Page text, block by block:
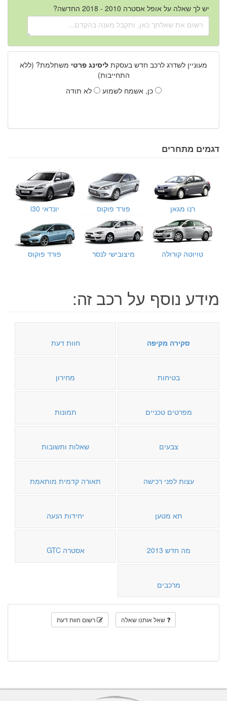
יש לך שאלה על אופל אסטרה 2010 - 2018 החדשה?
מעוניין לשדרג לרכב חדש בעסקת ליסינג פרטי משתלמת? (ללא
התחייבות)
כן, אשמח לשמוע
לא תודה
דגמים מתחרים
רנו מגאן פורד פוקוס יונדאי i30
טויוטה קורולה מיצובישי לנסר פורד פוקוס
מידע נוסף על רכב זה:
סקירה מקיפה חוות דעת
בטיחות מחירון
מפרטים טכניים תמונות
צבעים שאלות ותשובות
עצות לפני רכישה תאורה קדמית מותאמת
תא מטען יחידות הנעה
מה חדש 2013 אסטרה GTC
מרכבים
שאל אותנו שאלה רשום חוות דעת